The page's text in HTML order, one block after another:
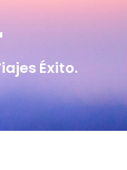
Éxito.